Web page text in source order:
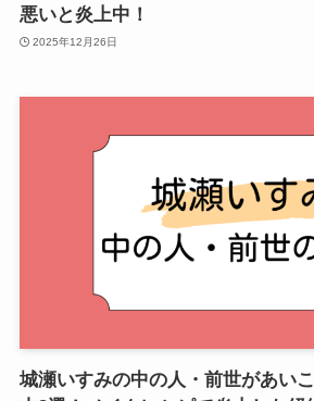
悪いと炎上中！
2025年12月26日
城瀬いすみの中の人・前世があい